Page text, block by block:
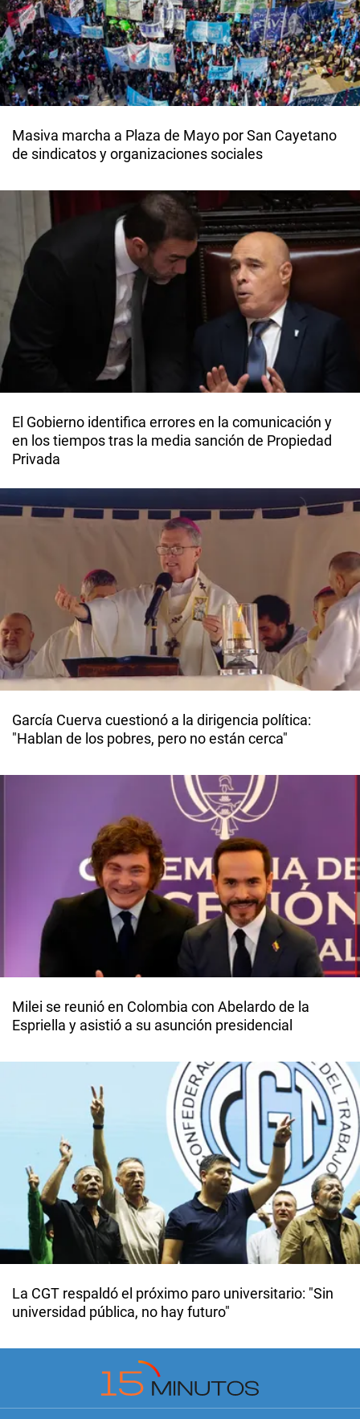
Masiva marcha a Plaza de Mayo por San Cayetano
de sindicatos y organizaciones sociales
El Gobierno identifica errores en la comunicación y
en los tiempos tras la media sanción de Propiedad
Privada
García Cuerva cuestionó a la dirigencia política:
"Hablan de los pobres, pero no están cerca"
Milei se reunió en Colombia con Abelardo de la
Espriella y asistió a su asunción presidencial
La CGT respaldó el próximo paro universitario: "Sin
universidad pública, no hay futuro"